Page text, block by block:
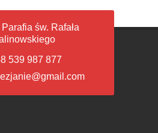
św. Rafała
539 987 877